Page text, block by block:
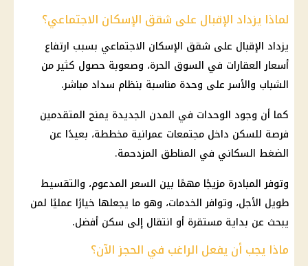
لماذا يزداد الإقبال على شقق الإسكان الاجتماعي؟
يزداد الإقبال على شقق الإسكان الاجتماعي بسبب ارتفاع
أسعارالعقارات في السوق الحرة، وصعوبة حصول كثير من
الشباب والأسر على وحدة مناسبة بنظام سداد مباشر.
كما أن وجود الوحدات في المدن الجديدة يمنح المتقدمين
فرصة للسكن داخل مجتمعات عمرانية مخططة، بعيدًا عن
الضغط السكاني في المناطق المزدحمة.
وتوفر المبادرة مزيجًا مهمًا بين السعر المدعوم، والتقسيط
طويل الأجل، وتوافر الخدمات، وهو ما يجعلها خيارًا عمليًا لمن
يبحث عن بداية مستقرة أو انتقال إلى سكن أفضل.
ماذا يجب أن يفعل الراغب في الحجز الآن؟